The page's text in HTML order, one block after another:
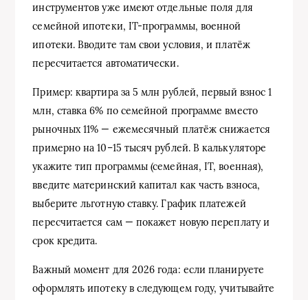
инструментов уже имеют отдельные поля для
семейной ипотеки, IT-программы, военной
ипотеки. Вводите там свои условия, и платёж
пересчитается автоматически.
Пример: квартира за 5 млн рублей, первый взнос 1
млн, ставка 6% по семейной программе вместо
рыночных 11% — ежемесячный платёж снижается
примерно на 10–15 тысяч рублей. В калькуляторе
укажите тип программы (семейная, IT, военная),
введите материнский капитал как часть взноса,
выберите льготную ставку. График платежей
пересчитается сам — покажет новую переплату и
срок кредита.
Важный момент для 2026 года: если планируете
оформлять ипотеку в следующем году, учитывайте